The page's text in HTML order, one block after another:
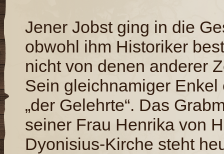
Jener Jobst ging in die
obwohl ihm Historiker
nicht von denen anderer
Sein gleichnamiger
„der Gelehrte“. Das
seiner Frau Henrika von
Dyonisius-Kirche steht